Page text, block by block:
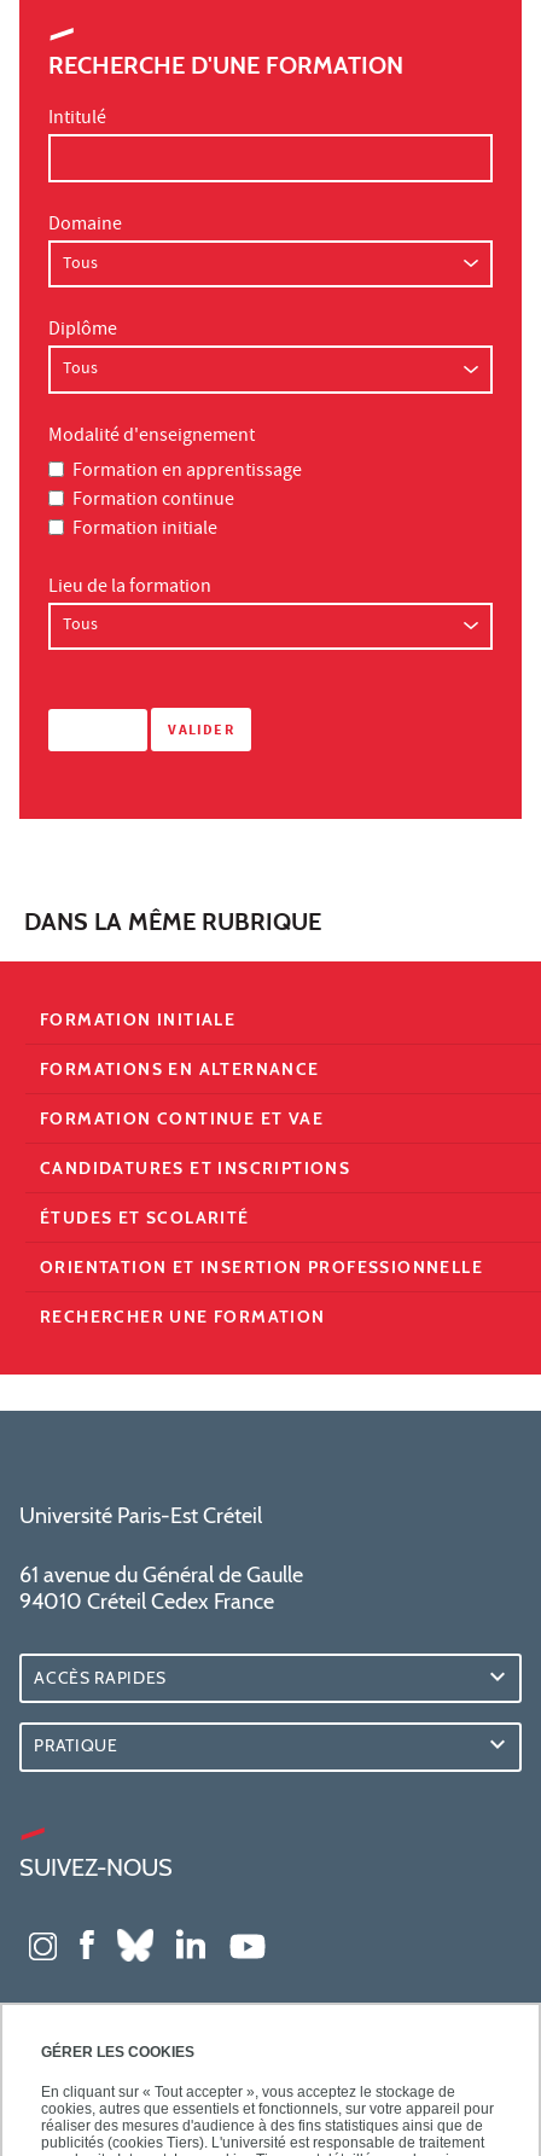
GÉRER LES COOKIES
En cliquant sur « Tout accepter », vous acceptez le stockage de
cookies, autres que essentiels et fonctionnels, sur votre appareil pour
réaliser des mesures d'audience à des fins statistiques ainsi que de
publicités (cookies Tiers). L'université est responsable de traitement
RECHERCHE D'UNE FORMATION
Intitulé
Domaine
Diplôme
Modalité d'enseignement
Formation en apprentissage
Formation continue
Formation initiale
Lieu de la formation
DANS LA MÊME RUBRIQUE
FORMATION INITIALE
FORMATIONS EN ALTERNANCE
FORMATION CONTINUE ET VAE
CANDIDATURES ET INSCRIPTIONS
ÉTUDES ET SCOLARITÉ
ORIENTATION ET INSERTION PROFESSIONNELLE
RECHERCHER UNE FORMATION
Université Paris-Est Créteil
61 avenue du Général de Gaulle
94010 Créteil Cedex France
ACCÈS RAPIDES
PRATIQUE
SUIVEZ-NOUS